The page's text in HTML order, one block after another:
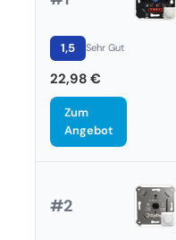
1,5 Sehr Gut
22,98 €
Zum
Angebot
#2